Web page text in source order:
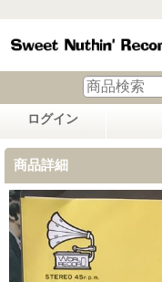
ログイン
商品詳細